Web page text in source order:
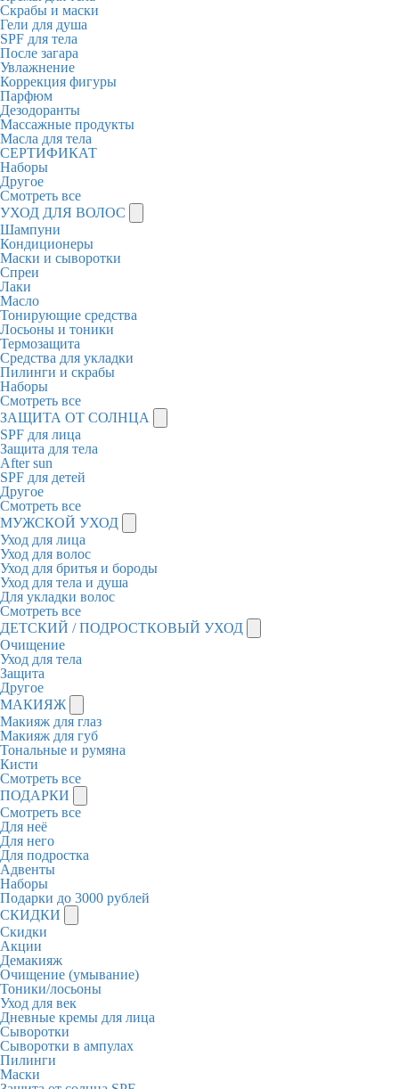
Скрабы и маски
Гели для душа
SPF для тела
После загара
Увлажнение
Коррекция фигуры
Парфюм
Дезодоранты
Массажные продукты
Масла для тела
СЕРТИФИКАТ
Наборы
Другое
Смотреть все
УХОД ДЛЯ ВОЛОС
Шампуни
Кондиционеры
Маски и сыворотки
Спреи
Лаки
Масло
Тонирующие средства
Лосьоны и тоники
Термозащита
Средства для укладки
Пилинги и скрабы
Наборы
Смотреть все
ЗАЩИТА ОТ СОЛНЦА
SPF для лица
Защита для тела
After sun
SPF для детей
Другое
Смотреть все
МУЖСКОЙ УХОД
Уход для лица
Уход для волос
Уход для бритья и бороды
Уход для тела и душа
Для укладки волос
Смотреть все
ДЕТСКИЙ / ПОДРОСТКОВЫЙ УХОД
Очищение
Уход для тела
Защита
Другое
МАКИЯЖ
Макияж для глаз
Макияж для губ
Тональные и румяна
Кисти
Смотреть все
ПОДАРКИ
Смотреть все
Для неё
Для него
Для подростка
Адвенты
Наборы
Подарки до 3000 рублей
СКИДКИ
Скидки
Акции
Демакияж
Очищение (умывание)
Тоники/лосьоны
Уход для век
Дневные кремы для лица
Сыворотки
Сыворотки в ампулах
Пилинги
Маски